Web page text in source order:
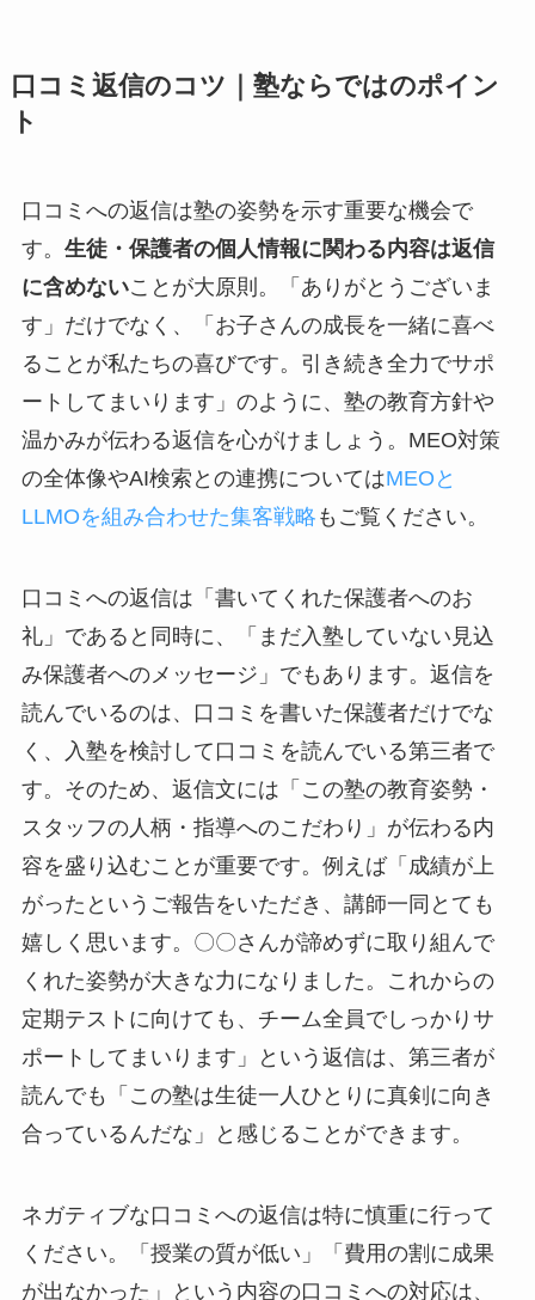
口コミ返信のコツ｜塾ならではのポイン
ト
口コミへの返信は塾の姿勢を示す重要な機会で
す。 生徒・保護者の個人情報に関わる内容は返信
に含めないことが大原則。「ありがとうございま
す」だけでなく、「お子さんの成長を一緒に喜べ
ることが私たちの喜びです。引き続き全力でサポ
ートしてまいります」のように、塾の教育方針や
温かみが伝わる返信を心がけましょう。MEO対策
の全体像やAI検索との連携についてはMEOと
LLMOを組み合わせた集客戦略 もご覧ください。
口コミへの返信は「書いてくれた保護者へのお
礼」であると同時に、「まだ入塾していない見込
み保護者へのメッセージ」でもあります。返信を
読んでいるのは、口コミを書いた保護者だけでな
く、入塾を検討して口コミを読んでいる第三者で
す。そのため、返信文には「この塾の教育姿勢・
スタッフの人柄・指導へのこだわり」が伝わる内
容を盛り込むことが重要です。例えば「成績が上
がったというご報告をいただき、講師一同とても
嬉しく思います。〇〇さんが諦めずに取り組んで
くれた姿勢が大きな力になりました。これからの
定期テストに向けても、チーム全員でしっかりサ
ポートしてまいります」という返信は、第三者が
読んでも「この塾は生徒一人ひとりに真剣に向き
合っているんだな」と感じることができます。
ネガティブな口コミへの返信は特に慎重に行って
ください。「授業の質が低い」「費用の割に成果
が出なかった」という内容の口コミへの対応は、